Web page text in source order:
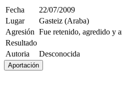
Fecha
22/07/2009
Lugar
Gasteiz (Araba)
Agresión Fue retenido, agredido y
Resultado
Autoria
Desconocida